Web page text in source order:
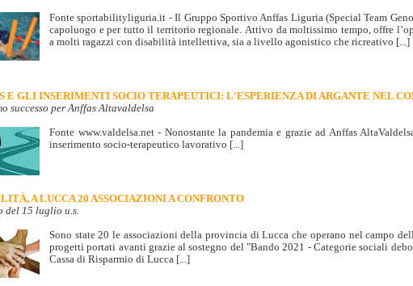
Fonte sportabilityliguria.it - Il Gruppo Sportivo Anffas Liguria (Special Team
capoluogo e per tutto il territorio regionale. Attivo da moltissimo tempo, offre
a molti ragazzi con disabilità intellettiva, sia a livello agonistico che ricreativo [...]
E GLI INSERIMENTI SOCIO TERAPEUTICI: L'ESPERIENZA DI ARGANTE NEL
successo per Anffas Altavaldelsa
Fonte www.valdelsa.net - Nonostante la pandemia e grazie ad Anffas
inserimento socio-terapeutico lavorativo [...]
A LUCCA 20 ASSOCIAZIONI A CONFRONTO
del 15 luglio u.s.
Sono state 20 le associazioni della provincia di Lucca che operano nel campo
progetti portati avanti grazie al sostegno del "Bando 2021 - Categorie sociali
Cassa di Risparmio di Lucca [...]